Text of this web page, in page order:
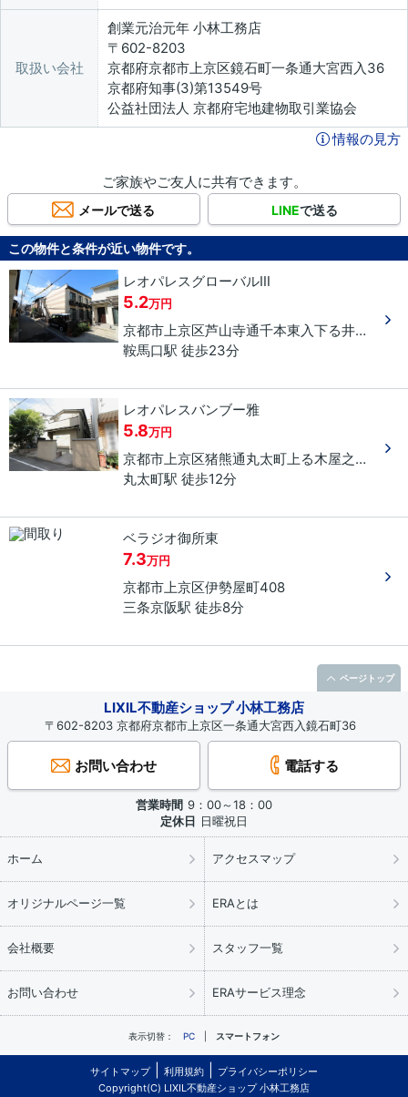
取扱い会社
創業元治元年 小林工務店
〒602-8203
京都府京都市上京区鏡石町一条通大宮西入36
京都府知事(3)第13549号
公益社団法人 京都府宅地建物取引業協会
情報の見方
ご家族やご友人に共有できます。
メールで送る LINEで送る
この物件と条件が近い物件です。
レオパレスグローバルⅢ
5.2万円
京都市上京区芦山寺通千本東入下る井田町
９
鞍馬口駅 徒歩23分
レオパレスバンブー雅
5.8万円
京都市上京区猪熊通丸太町上る木屋之町
４９
丸太町駅 徒歩12分
ベラジオ御所東
7.3万円
京都市上京区伊勢屋町408
三条京阪駅 徒歩8分
LIXIL不動産ショップ 小林工務店
〒602-8203 京都府京都市上京区一条通大宮西入鏡石町36
お問い合わせ 電話する
営業時間 9：00～18：00
定休日 日曜祝日
ホーム アクセスマップ
オリジナルページ一覧 ERAとは
会社概要 スタッフ一覧
お問い合わせ ERAサービス理念
表示切替： PC スマートフォン
サイトマップ 利用規約
プライバシーポリシー
Copyright(C) LIXIL不動産ショップ 小林工務店
ページトップ